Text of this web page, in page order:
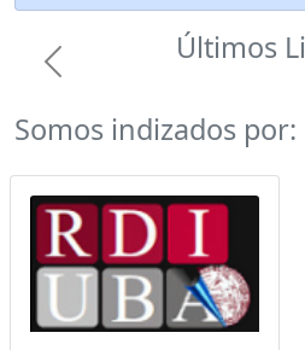
Últimos
Previous
Somos indizados por: